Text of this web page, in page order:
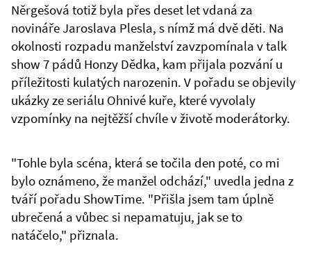
Něrgešová totiž byla přes deset let vdaná za
novináře Jaroslava Plesla, s nímž má dvě děti. Na
okolnosti rozpadu manželství zavzpomínala v talk
show 7 pádů Honzy Dědka, kam přijala pozvání u
příležitosti kulatých narozenin. V pořadu se objevily
ukázky ze seriálu Ohnivé kuře, které vyvolaly
vzpomínky na nejtěžší chvíle v životě moderátorky.
"Tohle byla scéna, která se točila den poté, co mi
bylo oznámeno, že manžel odchází," uvedla jedna z
tváří pořadu ShowTime. "Přišla jsem tam úplně
ubrečená a vůbec si nepamatuju, jak se to
natáčelo," přiznala.